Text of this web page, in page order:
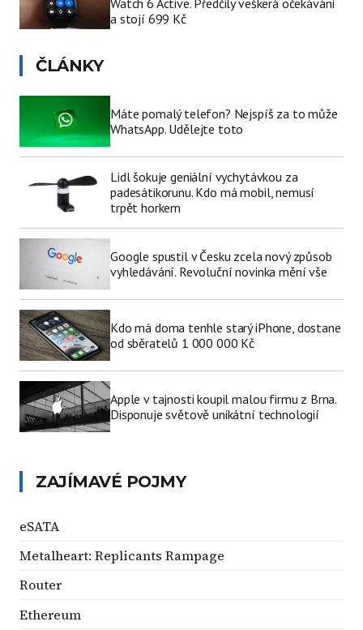
Watch 6 Active. Předčily veškerá očekávání
a stojí 699 Kč
ČLÁNKY
Máte pomalý telefon? Nejspíš za to může
WhatsApp. Udělejte toto
Lidl šokuje geniální vychytávkou za
padesátikorunu. Kdo má mobil, nemusí
trpět horkem
Google spustil v Česku zcela nový způsob
vyhledávání. Revoluční novinka mění vše
Kdo má doma tenhle starý iPhone, dostane
od sběratelů 1 000 000 Kč
Apple v tajnosti koupil malou firmu z Brna.
Disponuje světově unikátní technologií
ZAJÍMAVÉ POJMY
eSATA
Metalheart: Replicants Rampage
Router
Ethereum